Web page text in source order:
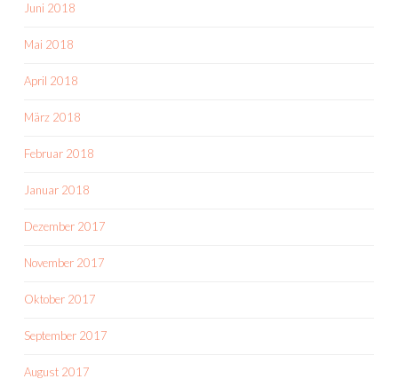
Juni 2018
Mai 2018
April 2018
März 2018
Februar 2018
Januar 2018
Dezember 2017
November 2017
Oktober 2017
September 2017
August 2017